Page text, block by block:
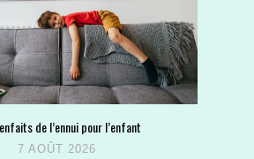
de l’ennui pour l’enfant
7 AOÛT 2026